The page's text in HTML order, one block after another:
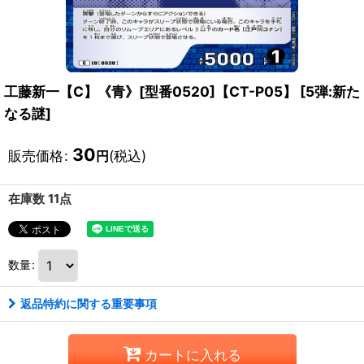
工藤新一【C】《青》[型番0520]【CT-P05】 [5弾:新た
なる謎]
販売価格: 30 円 (税込)
在庫数 11点
数量:
返品特約に関する重要事項
カートに入れる